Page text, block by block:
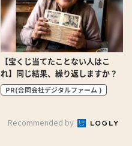
【宝くじ当てたことない人はこ
れ】同じ結果、繰り返しますか？
PR(合同会社デジタルファーム )
Recommended by